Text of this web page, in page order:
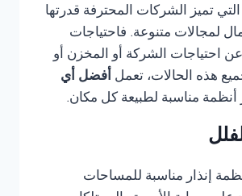
تميز الشركات المحترفة قدرتها
لمجالات متنوعة. فاحتياجات
احتياجات الشركة أو المخزن أو
هذه الحالات، تعمل أفضل أي
أنظمة مناسبة لطبيعة كل مكان.
إنذار مناسبة للمساحات